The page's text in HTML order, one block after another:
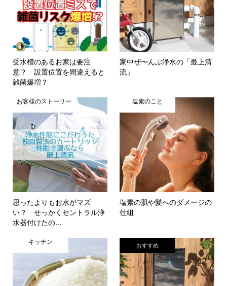
受水槽のあるお家は要注
意？ 設置位置を間違えると
雑菌爆増？
家中ぜ〜んぶ浄水の「最上清
流」
お客様のストーリー
思ったよりもお水がマズ
い？ せっかくセントラル浄
水器付けたの...
塩素のこと
塩素の肌や髪へのダメージの
仕組
キッチン おすすめ